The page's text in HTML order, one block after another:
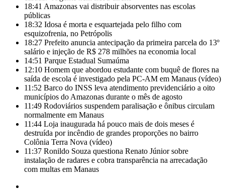
18:41 Amazonas vai distribuir absorventes nas escolas
públicas
18:32 Idosa é morta e esquartejada pelo filho com
esquizofrenia, no Petrópolis
18:27 Prefeito anuncia antecipação da primeira parcela do 13º
salário e injeção de R$ 278 milhões na economia local
14:51 Parque Estadual Sumaúma
12:10 Homem que abordou estudante com buquê de flores na
saída de escola é investigado pela PC-AM em Manaus (vídeo)
11:52 Barco do INSS leva atendimento previdenciário a oito
municípios do Amazonas durante o mês de agosto
11:49 Rodoviários suspendem paralisação e ônibus circulam
normalmente em Manaus
11:44 Loja inaugurada há pouco mais de dois meses é
destruída por incêndio de grandes proporções no bairro
Colônia Terra Nova (vídeo)
11:37 Ronildo Souza questiona Renato Júnior sobre
instalação de radares e cobra transparência na arrecadação
com multas em Manaus